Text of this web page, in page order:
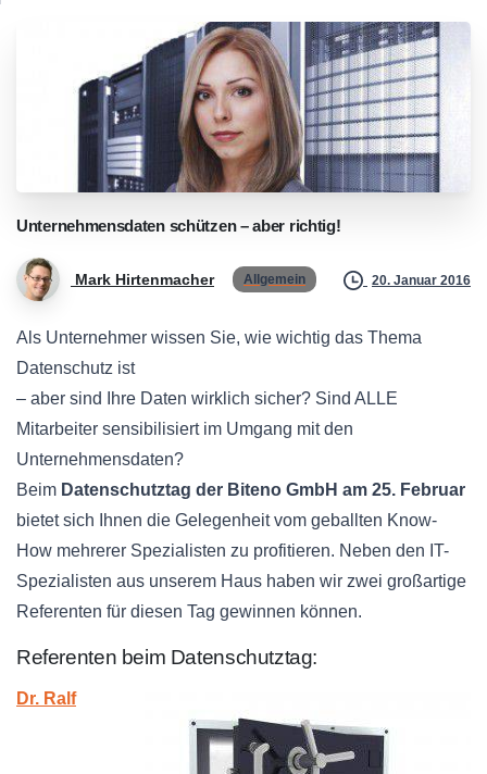
Unternehmensdaten schützen – aber richtig!
Mark Hirtenmacher Allgemein 20. Januar 2016
Als Unternehmer wissen Sie, wie wichtig das Thema
Datenschutz ist
– aber sind Ihre Daten wirklich sicher? Sind ALLE
Mitarbeiter sensibilisiert im Umgang mit den
Unternehmensdaten?
Beim Datenschutztag der Biteno GmbH am 25. Februar
bietet sich Ihnen die Gelegenheit vom geballten Know-
How mehrerer Spezialisten zu profitieren. Neben den IT-
Spezialisten aus unserem Haus haben wir zwei großartige
Referenten für diesen Tag gewinnen können.
Referenten beim Datenschutztag:
Dr. Ralf